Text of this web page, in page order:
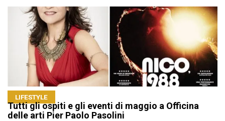
LIFESTYLE
Tutti gli ospiti e gli eventi di maggio a Officina
delle arti Pier Paolo Pasolini